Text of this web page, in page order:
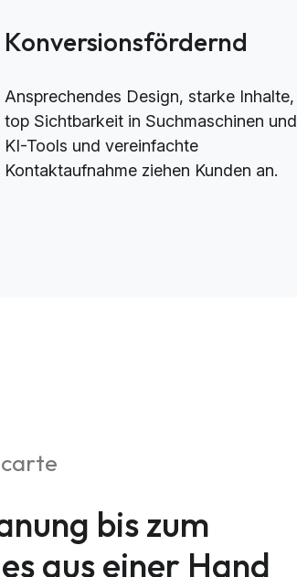
Konversionsfördernd
Ansprechendes Design, starke Inhalte,
top Sichtbarkeit in Suchmaschinen und
KI-Tools und vereinfachte
Kontaktaufnahme ziehen Kunden an.
bis zum
aus einer Hand